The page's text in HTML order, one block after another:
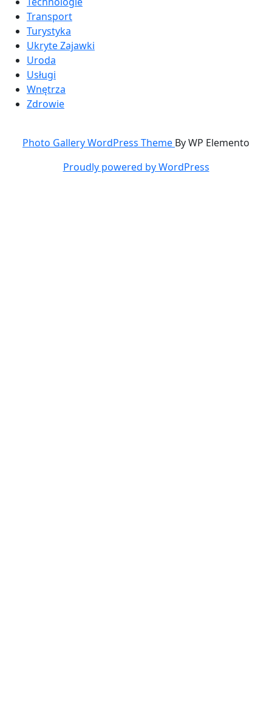
Transport
Turystyka
Ukryte Zajawki
Uroda
Usługi
Wnętrza
Zdrowie
Photo Gallery WordPress Theme By WP Elemento
Proudly powered by WordPress